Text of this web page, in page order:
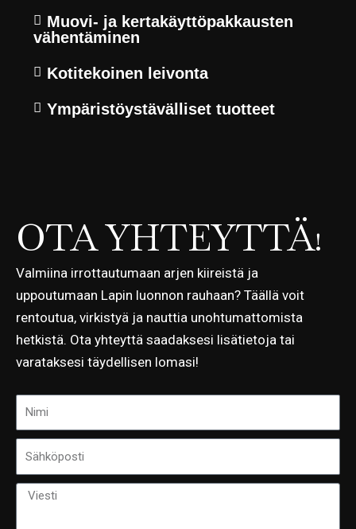
Muovi- ja kertakäyttöpakkausten
vähentäminen
Kotitekoinen leivonta
Ympäristöystävälliset tuotteet
OTA YHTEYTTÄ!
Valmiina irrottautumaan arjen kiireistä ja
uppoutumaan Lapin luonnon rauhaan? Täällä voit
rentoutua, virkistyä ja nauttia unohtumattomista
hetkistä. Ota yhteyttä saadaksesi lisätietoja tai
varataksesi täydellisen lomasi!
i
m
iä